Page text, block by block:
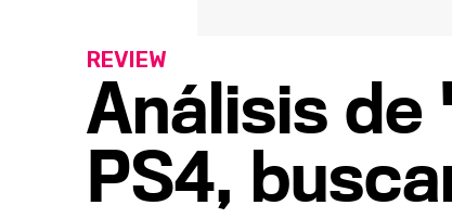
Análisis de
PS4,
REVIEW